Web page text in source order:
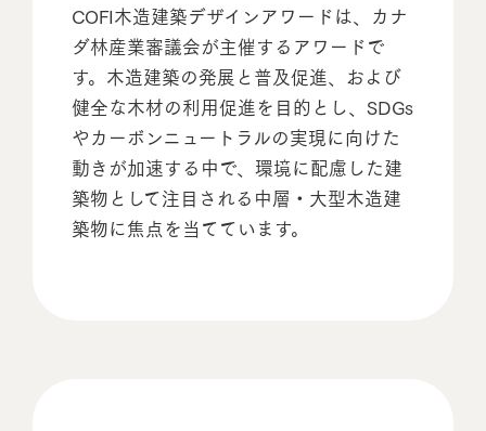
COFI木造建築デザインアワードは、カナ
ダ林産業審議会が主催するアワードで
す。木造建築の発展と普及促進、および
健全な木材の利用促進を目的とし、SDGs
やカーボンニュートラルの実現に向けた
動きが加速する中で、環境に配慮した建
築物として注目される中層・大型木造建
築物に焦点を当てています。